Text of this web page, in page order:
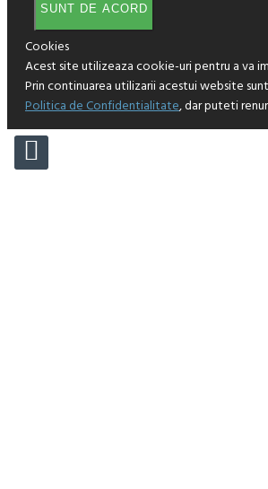
SUNT DE ACORD
Cookies
Acest site utilizeaza cookie-uri pentru a va
Prin continuarea utilizarii acestui website
Politica de Confidentialitate, dar puteti